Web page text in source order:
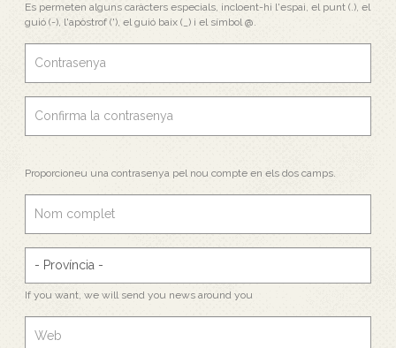
Es permeten alguns caràcters especials, incloent-hi l'espai, el punt (.), el
guió (-), l'apòstrof ('), el guió baix (_) i el símbol @.
Proporcioneu una contrasenya pel nou compte en els dos camps.
If you want, we will send you news around you